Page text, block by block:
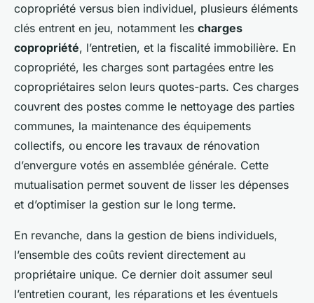
copropriété versus bien individuel, plusieurs éléments
clés entrent en jeu, notamment les charges
copropriété, l’entretien, et la fiscalité immobilière. En
copropriété, les charges sont partagées entre les
copropriétaires selon leurs quotes-parts. Ces charges
couvrent des postes comme le nettoyage des parties
communes, la maintenance des équipements
collectifs, ou encore les travaux de rénovation
d’envergure votés en assemblée générale. Cette
mutualisation permet souvent de lisser les dépenses
et d’optimiser la gestion sur le long terme.
En revanche, dans la gestion de biens individuels,
l’ensemble des coûts revient directement au
propriétaire unique. Ce dernier doit assumer seul
l’entretien courant, les réparations et les éventuels